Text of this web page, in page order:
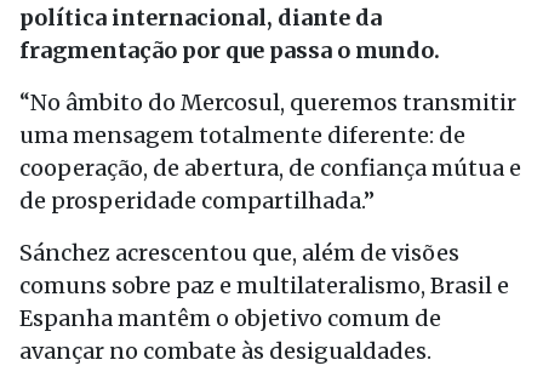
política internacional, diante da
fragmentação por que passa o mundo.
“No âmbito do Mercosul, queremos transmitir
uma mensagem totalmente diferente: de
cooperação, de abertura, de confiança mútua e
de prosperidade compartilhada.”
Sánchez acrescentou que, além de visões
comuns sobre paz e multilateralismo, Brasil e
Espanha mantêm o objetivo comum de
avançar no combate às desigualdades.